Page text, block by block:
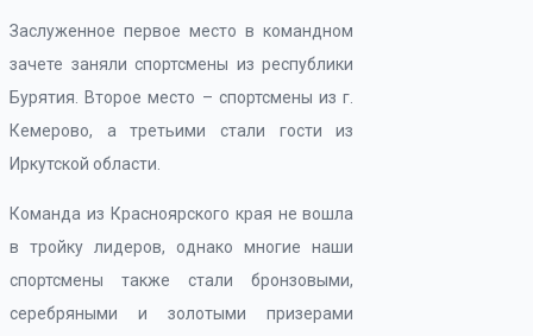
Заслуженное первое место в командном
зачете заняли спортсмены из республики
Бурятия. Второе место – спортсмены из г.
Кемерово, а третьими стали гости из
Иркутской области.
Команда из Красноярского края не вошла
в тройку лидеров, однако многие наши
спортсмены также стали бронзовыми,
серебряными и золотыми призерами